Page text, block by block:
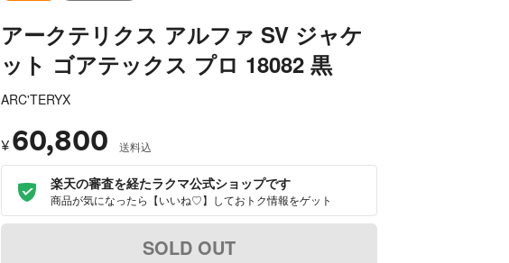
アークテリクス アルファ SV ジャケ
ット ゴアテックス プロ 18082 黒
ARC'TERYX
¥ 60,800 送料込
楽天の審査を経たラクマ公式ショップです
商品が気になったら【いいね♡】しておトク情報をゲット
SOLD OUT